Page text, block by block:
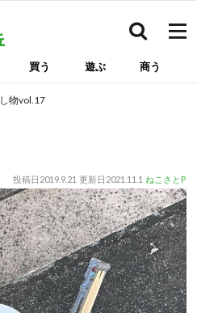
買う 遊ぶ 商う
物vol.17
投稿日 2019.9.21 更新日 2021.11.1 ねこさとP